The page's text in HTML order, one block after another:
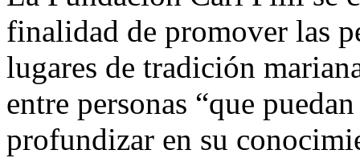
finalidad de promover las
lugares de tradición
entre personas “que
profundizar en su